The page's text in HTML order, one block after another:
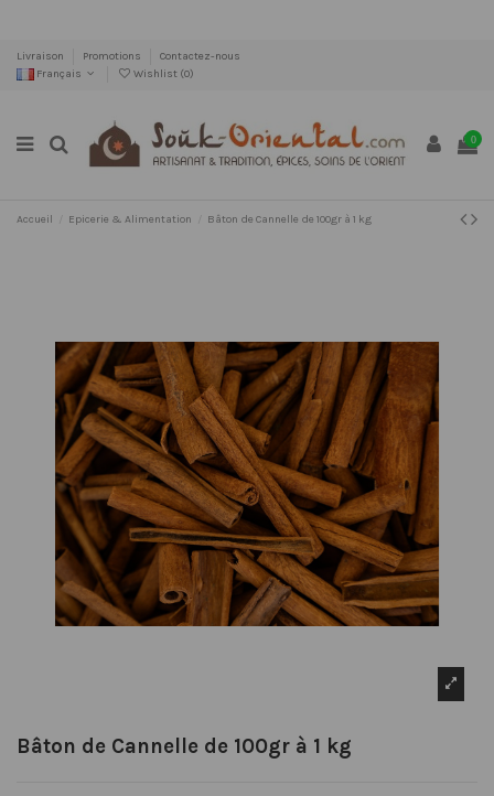
Livraison Promotions
Contactez-nous
Français
Wishlist (0)
0
Accueil Epicerie & Alimentation Bâton de Cannelle de 100gr à 1 kg
Bâton de Cannelle de 100gr à 1 kg